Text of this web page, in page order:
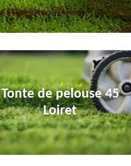
Tonte de pelouse 45
Loiret